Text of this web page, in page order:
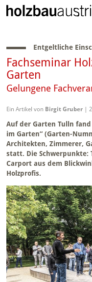
Entgeltliche
Fachseminar
Garten
Gelungene
Ein Artikel von Birgit Gruber|
Auf der Garten Tulln
im Garten“ (Garten-
Architekten, Zimmerer,
statt. Die Schwerpunkte:
Carport aus dem
Holzprofis.